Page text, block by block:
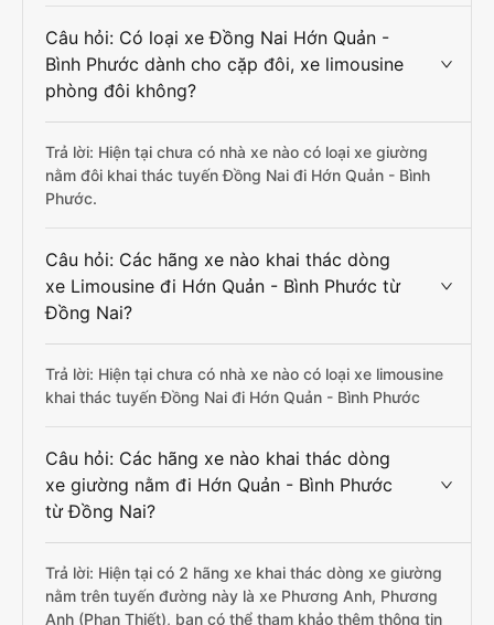
Câu hỏi: Có loại xe Đồng Nai Hớn Quản -
Bình Phước dành cho cặp đôi, xe limousine
phòng đôi không?
Trả lời: Hiện tại chưa có nhà xe nào có loại xe giường
nằm đôi khai thác tuyến Đồng Nai đi Hớn Quản - Bình
Phước.
Câu hỏi: Các hãng xe nào khai thác dòng
xe Limousine đi Hớn Quản - Bình Phước từ
Đồng Nai?
Trả lời: Hiện tại chưa có nhà xe nào có loại xe limousine
khai thác tuyến Đồng Nai đi Hớn Quản - Bình Phước
Câu hỏi: Các hãng xe nào khai thác dòng
xe giường nằm đi Hớn Quản - Bình Phước
từ Đồng Nai?
Trả lời: Hiện tại có 2 hãng xe khai thác dòng xe giường
nằm trên tuyến đường này là xe Phương Anh, Phương
Anh (Phan Thiết), bạn có thể tham khảo thêm thông tin